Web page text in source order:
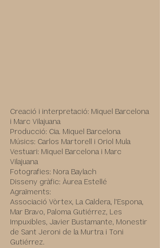
Creació i interpretació: Miquel Barcelona
i Marc Vilajuana
Producció: Cia. Miquel Barcelona
Músics: Carlos Martorell i Oriol Mula
Vestuari: Miquel Barcelona i Marc
Vilajuana
Fotografies: Nora Baylach
Disseny gràfic: Àurea Estellé
Agraïments:
Associació Vòrtex, La Caldera, l’Espona,
Mar Bravo, Paloma Gutiérrez, Les
Impuxibles, Javier Bustamante, Monestir
de Sant Jeroni de la Murtra i Toni
Gutiérrez.